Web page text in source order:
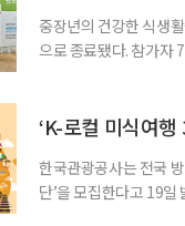
중장년의 건강한 식생
으로 종료됐다. 참가자
△다양한 메뉴와 영양
‘K-로컬 미식여
한국관광공사는 전국
단’을 모집한다고 19